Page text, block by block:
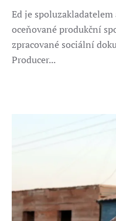
Ed je
oceňované produkční
zpracované sociální
Producer...